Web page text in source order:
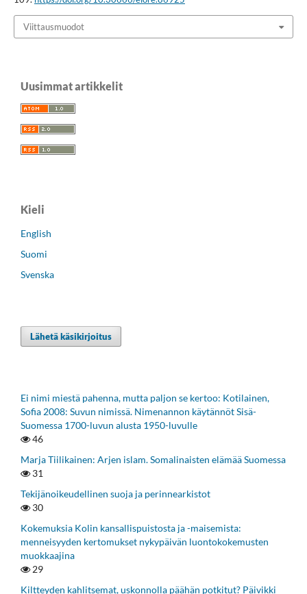
Viittausmuodot
Uusimmat artikkelit
Kieli
English
Suomi
Svenska
Lähetä käsikirjoitus
Ei nimi miestä pahenna, mutta paljon se kertoo: Kotilainen,
Sofia 2008: Suvun nimissä. Nimenannon käytännöt Sisä-
Suomessa 1700-luvun alusta 1950-luvulle
46
Marja Tiilikainen: Arjen islam. Somalinaisten elämää Suomessa
31
Tekijänoikeudellinen suoja ja perinnearkistot
30
Kokemuksia Kolin kansallispuistosta ja -maisemista:
menneisyyden kertomukset nykypäivän luontokokemusten
muokkaajina
29
Kiltteyden kahlitsemat, uskonnolla päähän potkitut? Päivikki